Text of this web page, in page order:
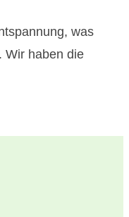
was
Wir haben die